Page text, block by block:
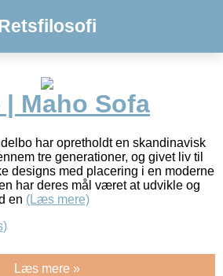
Maho Sofa
har opretholdt en skandinavisk
tre generationer, og givet liv til
designs med placering i en moderne
har deres mål været at udvikle og
en (Læs mere)
Læs mere »